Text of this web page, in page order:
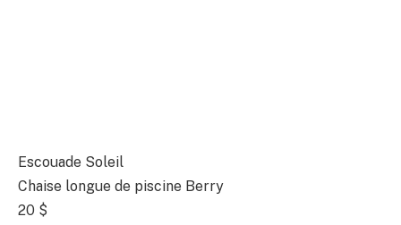
Escouade Soleil
Chaise longue de piscine Berry
20 $